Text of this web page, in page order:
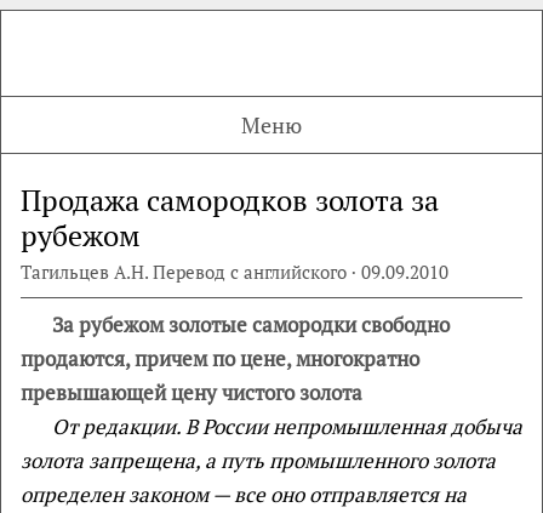
Меню
Продажа самородков золота за
рубежом
Тагильцев А.Н. Перевод с английского · 09.09.2010
За рубежом золотые самородки свободно
продаются, причем по цене, многократно
превышающей цену чистого золота
От редакции. В России непромышленная добыча
золота запрещена, а путь промышленного золота
определен законом — все оно отправляется на